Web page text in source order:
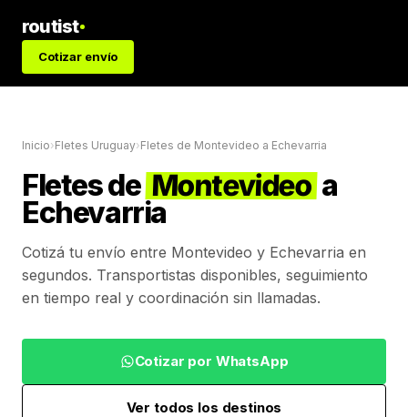
routist
Cotizar envío
Inicio›Fletes Uruguay›Fletes de Montevideo a Echevarria
Fletes de Montevideo a
Echevarria
Cotizá tu envío entre Montevideo y Echevarria en
segundos. Transportistas disponibles, seguimiento
en tiempo real y coordinación sin llamadas.
Cotizar por WhatsApp
Ver todos los destinos